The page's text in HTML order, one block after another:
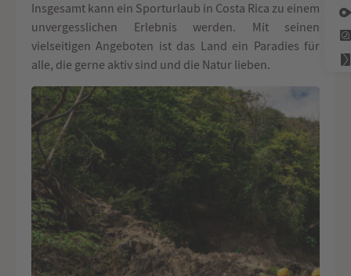
Insgesamt kann ein Sporturlaub in Costa Rica zu einem
unvergesslichen Erlebnis werden. Mit seinen
vielseitigen Angeboten ist das Land ein Paradies für
alle, die gerne aktiv sind und die Natur lieben.